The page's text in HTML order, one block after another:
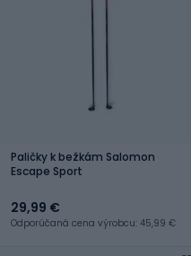
Paličky k bežkám Salomon
Escape Sport
29,99 €
Odporúčaná cena výrobcu: 45,99 €